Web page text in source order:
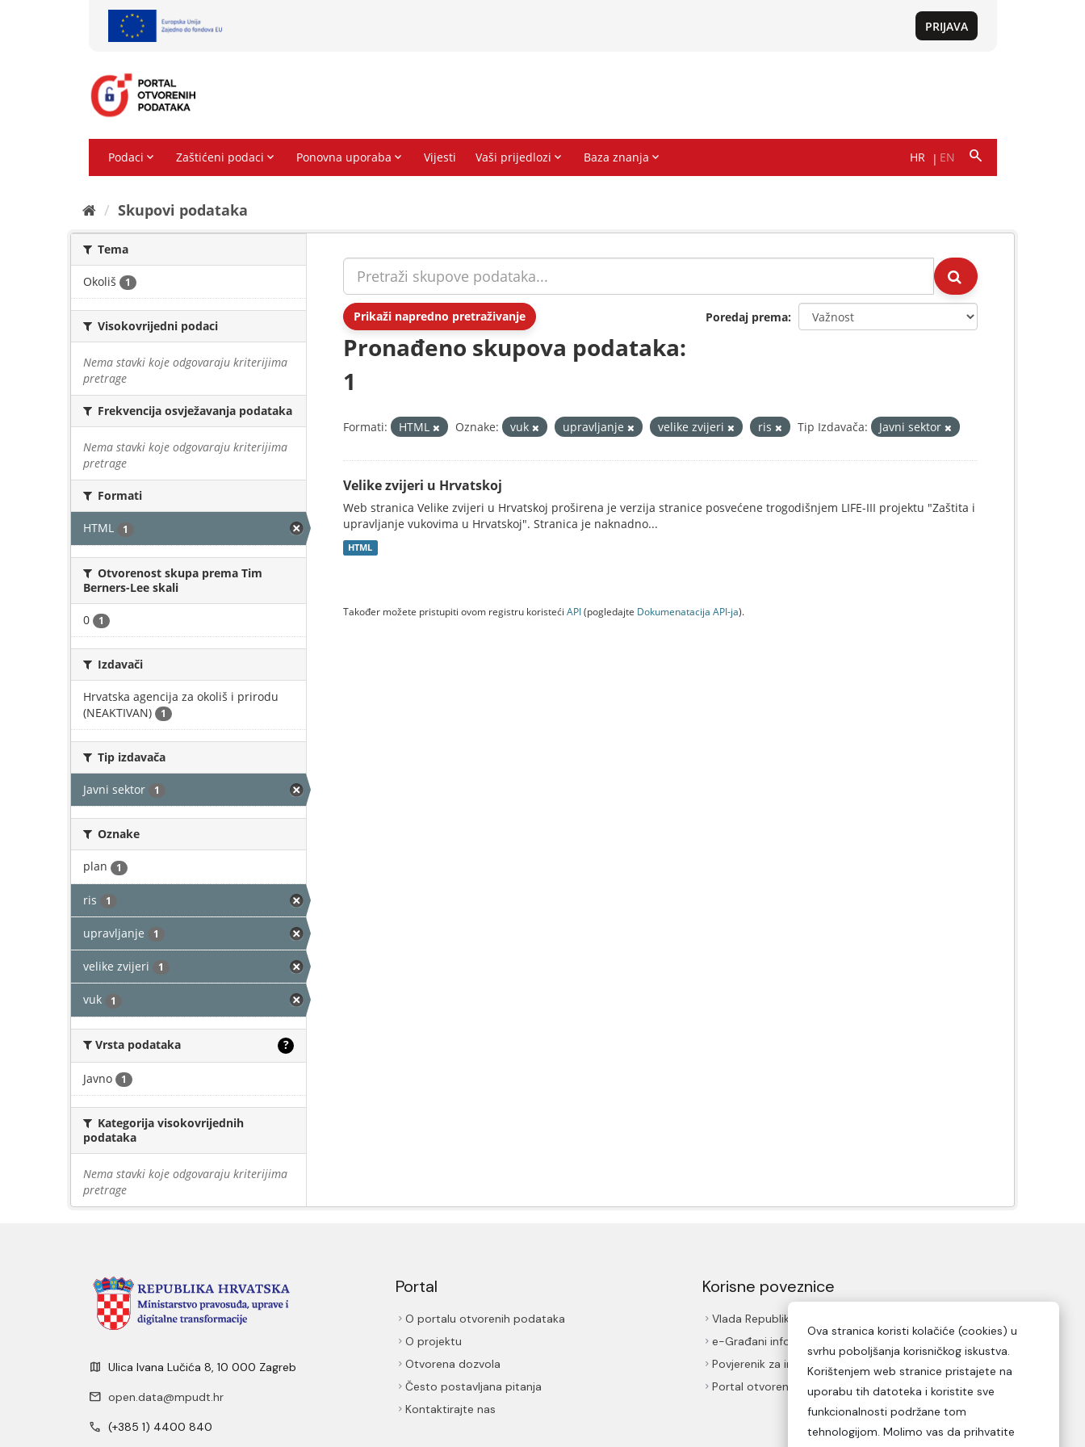
Skupovi podаtаkа
Tema
Okoliš 1
Visokovrijedni podaci
Nema stavki koje odgovaraju kriterijima
pretrage
Frekvencija osvježavanja podataka
Nema stavki koje odgovaraju kriterijima
pretrage
Formati
HTML 1
Otvorenost skupa prema Tim
Berners-Lee skali
0 1
Izdavači
Hrvatska agencija za okoliš i prirodu
(NEAKTIVAN)
1
Tip izdavača
Javni sektor 1
Oznake
plan 1
ris 1
upravljanje 1
velike zvijeri 1
vuk 1
Vrsta podataka ?
Javno 1
Kategorija visokovrijednih
podataka
Nema stavki koje odgovaraju kriterijima
pretrage
Prikaži napredno pretraživanje Poredaj prema
Pronađeno skupova podataka:
1
Formati: HTML Oznake: vuk upravljanje velike zvijeri ris Tip Izdavača: Javni sektor
Velike zvijeri u Hrvatskoj
Web stranica Velike zvijeri u Hrvatskoj proširena je verzija stranice posvećene trogodišnjem LIFE-III projektu "Zaštita i
upravljanje vukovima u Hrvatskoj". Stranica je naknadno...
HTML
Također možete pristupiti ovom registru koristeći API(pogledajte Dokumenаtаcijа API-jа).